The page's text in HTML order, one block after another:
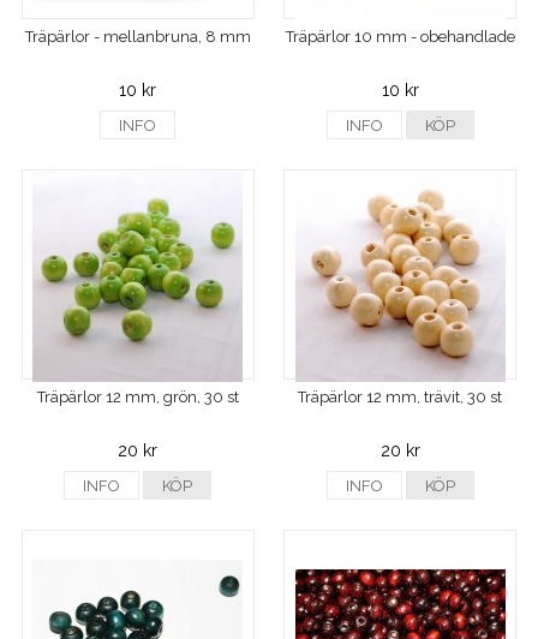
Träpärlor - mellanbruna, 8 mm
10 kr
INFO
Träpärlor 10 mm - obehandlade
10 kr
INFO KÖP
Träpärlor 12 mm, grön, 30 st
20 kr
INFO KÖP
Träpärlor 12 mm, trävit, 30 st
20 kr
INFO KÖP